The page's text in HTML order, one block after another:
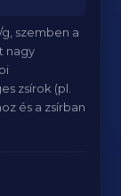
szemben a
nagy
zsírok (pl.
és a zsírban